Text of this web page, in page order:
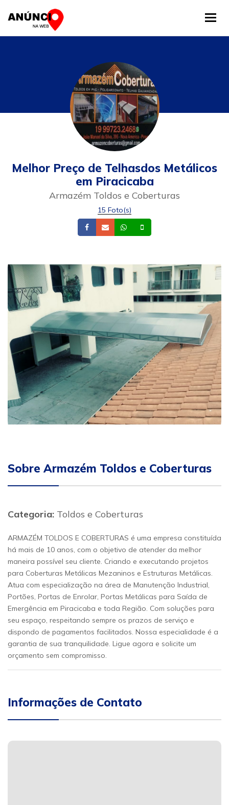
Melhor Preço de Telhasdos Metálicos
em Piracicaba
Armazém Toldos e Coberturas
15 Foto(s)
Facebook
Email Whatsapp
Sobre Armazém Toldos e Coberturas
Categoria: Toldos e Coberturas
ARMAZÉM TOLDOS E COBERTURAS é uma empresa constituída
há mais de 10 anos, com o objetivo de atender da melhor
maneira possível seu cliente. Criando e executando projetos
para Coberturas Metálicas Mezaninos e Estruturas Metálicas.
Atua com especialização na área de Manutenção Industrial,
Portões, Portas de Enrolar, Portas Metálicas para Saída de
Emergência em Piracicaba e toda Região. Com soluções para
seu espaço, respeitando sempre os prazos de serviço e
dispondo de pagamentos facilitados. Nossa especialidade é a
garantia de sua tranquilidade. Ligue agora e solicite um
orçamento sem compromisso.
Informações de Contato